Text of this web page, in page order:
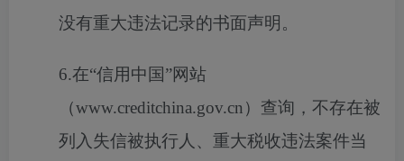
没有重大违法记录的书面声明。
6.在“信用中国”网站
（www.creditchina.gov.cn）查询，不存在被
列入失信被执行人、重大税收违法案件当